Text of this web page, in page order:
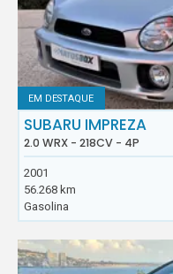
EM DESTAQUE
SUBARU IMPREZA
2.0 WRX - 218CV - 4P
2001
56.268 km
Gasolina